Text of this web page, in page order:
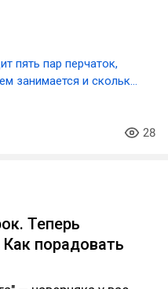
пять пар перчаток,
занимается и сколько
28
Теперь
порадовать